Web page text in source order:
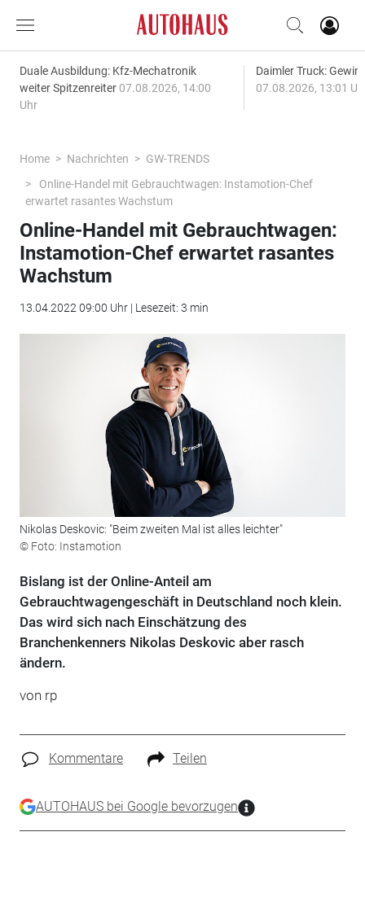
Duale Ausbildung: Kfz-Mechatronik
weiter Spitzenreiter 07.08.2026, 14:00
Uhr
Daimler Truck:
07.08.2026, 13:01
Home Nachrichten
GW-TRENDS
Online-Handel mit Gebrauchtwagen: Instamotion-Chef
erwartet rasantes Wachstum
Online-Handel mit Gebrauchtwagen:
Instamotion-Chef erwartet rasantes
Wachstum
13.04.2022 09:00 Uhr | Lesezeit: 3 min
Nikolas Deskovic: "Beim zweiten Mal ist alles leichter"
© Foto: Instamotion
Bislang ist der Online-Anteil am
Gebrauchtwagengeschäft in Deutschland noch klein.
Das wird sich nach Einschätzung des
Branchenkenners Nikolas Deskovic aber rasch
ändern.
von rp
Kommentare Teilen
AUTOHAUS bei Google bevorzugen